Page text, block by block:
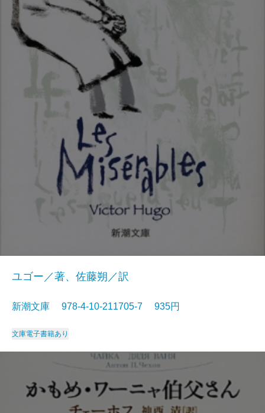
ユゴー／著、佐藤朔／訳
新潮文庫 978-4-10-211705-7 935円
文庫電子書籍あり